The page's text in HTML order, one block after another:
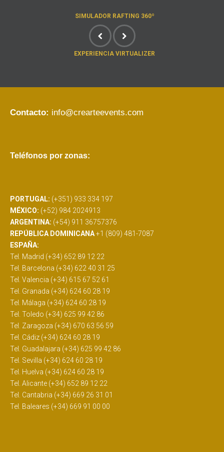
SIMULADOR RAFTING 360º
EXPERIENCIA VIRTUALIZER
Contacto: info@crearteevents.com
Teléfonos por zonas:
PORTUGAL: (+351) 933 334 197
MÉXICO: (+52) 984 2024913
ARGENTINA: (+54) 911 36757376
REPÚBLICA DOMINICANA+1 (809) 481-7087
ESPAÑA:
Tel. Madrid (+34) 652 89 12 22
Tel. Barcelona (+34) 622 40 31 25
Tel. Valencia (+34) 615 67 52 61
Tel. Granada (+34) 624 60 28 19
Tel. Málaga (+34) 624 60 28 19
Tel. Toledo (+34) 625 99 42 86
Tel. Zaragoza (+34) 670 63 56 59
Tel. Cádiz (+34) 624 60 28 19
Tel. Guadalajara (+34) 625 99 42 86
Tel. Sevilla (+34) 624 60 28 19
Tel. Huelva (+34) 624 60 28 19
Tel. Alicante (+34) 652 89 12 22
Tel. Cantabria (+34) 669 26 31 01
Tel. Baleares (+34) 669 91 00 00